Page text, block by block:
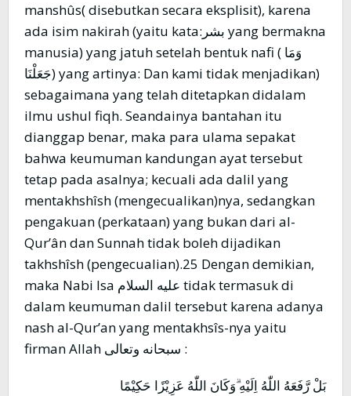
manshûs( disebutkan secara eksplisit), karena
ada isim nakirah (yaitu kata:بشر yang bermakna
manusia) yang jatuh setelah bentuk nafi ( وَمَا
جَعَلْنَا) yang artinya: Dan kami tidak menjadikan)
sebagaimana yang telah ditetapkan didalam
ilmu ushul fiqh. Seandainya bantahan itu
dianggap benar, maka para ulama sepakat
bahwa keumuman kandungan ayat tersebut
tetap pada asalnya; kecuali ada dalil yang
mentakhshîsh (mengecualikan)nya, sedangkan
pengakuan (perkataan) yang bukan dari al-
Qur’ân dan Sunnah tidak boleh dijadikan
takhshîsh (pengecualian).25 Dengan demikian,
maka Nabi Isa عليه السلام tidak termasuk di
dalam keumuman dalil tersebut karena adanya
nash al-Qur’an yang mentakhsîs-nya yaitu
firman Allah سبحانه وتعالى :
بَلْ رَّفَعَهُ اللّٰهُ اِلَيْهِ ۗوَكَانَ اللّٰهُ عَزِيْزًا حَكِيْمًا